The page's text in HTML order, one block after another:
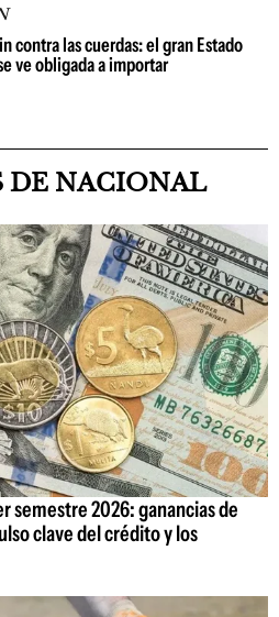
contra las cuerdas: el gran Estado
ve obligada a importar
DE NACIONAL
semestre 2026: ganancias de
clave del crédito y los